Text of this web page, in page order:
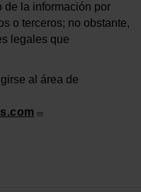
de la información por
o terceros; no obstante,
legales que
al área de